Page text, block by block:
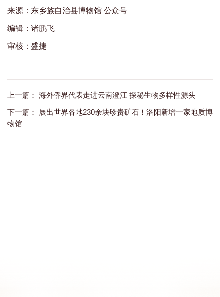
来源：东乡族自治县博物馆 公众号
编辑：诸鹏飞
审核：盛捷
上一篇： 海外侨界代表走进云南澄江 探秘生物多样性源头
下一篇：
展出世界各地230余块珍贵矿石！洛阳新增一家地质博
物馆